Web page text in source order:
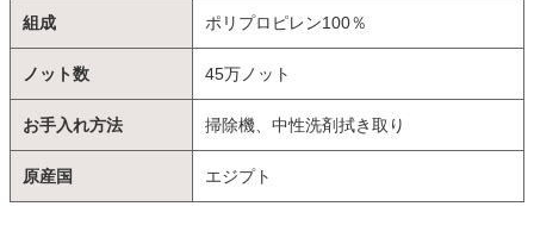
組成 ポリプロピレン100％
ノット数 45万ノット
お手入れ方法 掃除機、中性洗剤拭き取り
原産国 エジプト